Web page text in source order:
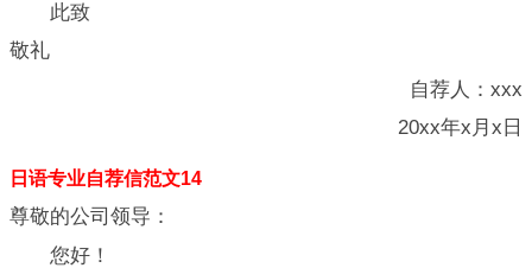
此致
敬礼
自荐人：xxx
20xx年x月x日
日语专业自荐信范文14
尊敬的公司领导：
您好！